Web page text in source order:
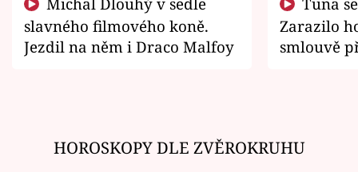
slavného filmového koně.
Jezdil na něm i Draco Malfoy
Zarazilo
smlouvě
HOROSKOPY DLE ZVĚROKRUHU